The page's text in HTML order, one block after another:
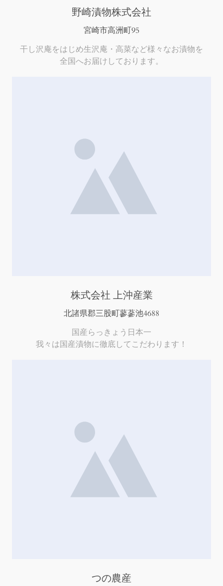
野崎漬物株式会社
宮崎市高洲町95
干し沢庵をはじめ生沢庵・高菜など様々なお漬物を
全国へお届けしております。
株式会社 上沖産業
北諸県郡三股町蓼蔘池4688
国産らっきょう日本一
我々は国産漬物に徹底してこだわります！
つの農産